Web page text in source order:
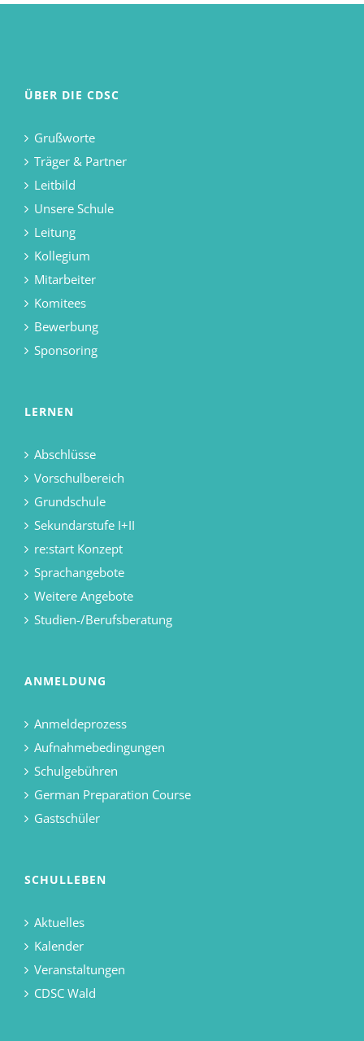
ÜBER DIE CDSC
Grußworte
Träger & Partner
Leitbild
Unsere Schule
Leitung
Kollegium
Mitarbeiter
Komitees
Bewerbung
Sponsoring
LERNEN
Abschlüsse
Vorschulbereich
Grundschule
Sekundarstufe I+II
re:start Konzept
Sprachangebote
Weitere Angebote
Studien-/Berufsberatung
ANMELDUNG
Anmeldeprozess
Aufnahmebedingungen
Schulgebühren
German Preparation Course
Gastschüler
SCHULLEBEN
Aktuelles
Kalender
Veranstaltungen
CDSC Wald